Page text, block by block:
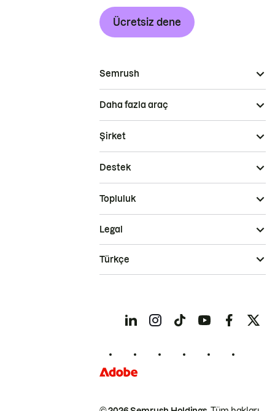
Ücretsiz dene
Semrush
Daha fazla araç
Şirket
Destek
Topluluk
Legal
Türkçe